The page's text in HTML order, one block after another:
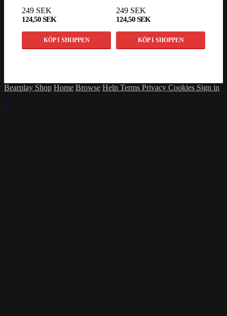
249 SEK
124,50 SEK
KÖP I SHOPPEN
249 SEK
124,50 SEK
KÖP I SHOPPEN
Bearplay Shop Home Browse Help Terms Privacy Cookies Sign in
×